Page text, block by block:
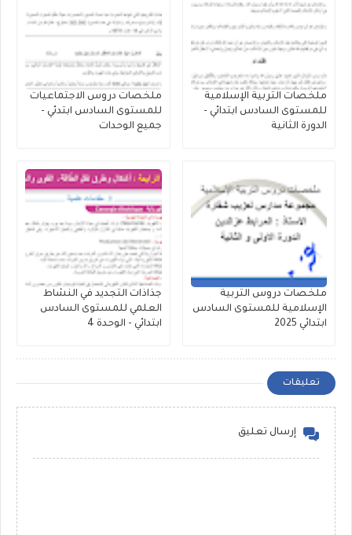
ملخصات التربية الإسلامية
للمستوى السادس ابتدائي -
الدورة الثانية
ملخصات دروس الاجتماعيات
للمستوى السادس ابتدئي -
جميع الوحدات
ملخصات دروس التربية
الإسلامية للمستوى السادس
ابتدائي 2025
جذاذات التجديد في النشاط
العلمي للمستوى السادس
ابتدائي - الوحدة 4
تعليقات
إرسال تعليق